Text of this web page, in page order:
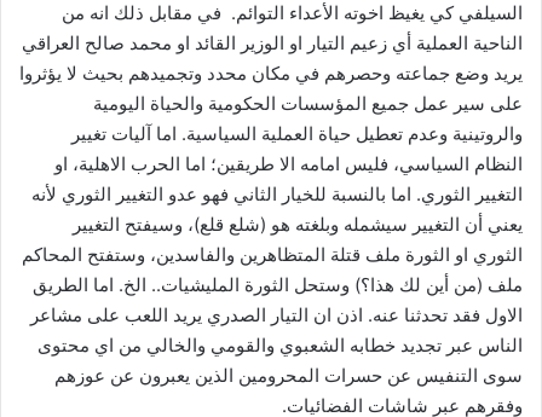
السيلفي كي يغيظ اخوته الأعداء التوائم. في مقابل ذلك انه من
الناحية العملية أي زعيم التيار او الوزير القائد او محمد صالح العراقي
يريد وضع جماعته وحصرهم في مكان محدد وتجميدهم بحيث لا يؤثروا
على سير عمل جميع المؤسسات الحكومية والحياة اليومية
والروتينية وعدم تعطيل حياة العملية السياسية. اما آليات تغيير
النظام السياسي، فليس امامه الا طريقين؛ اما الحرب الاهلية، او
التغيير الثوري. اما بالنسبة للخيار الثاني فهو عدو التغيير الثوري لأنه
يعني أن التغيير سيشمله وبلغته هو (شلع قلع)، وسيفتح التغيير
الثوري او الثورة ملف قتلة المتظاهرين والفاسدين، وستفتح المحاكم
ملف (من أين لك هذا؟) وستحل الثورة المليشيات.. الخ. اما الطريق
الاول فقد تحدثنا عنه. اذن ان التيار الصدري يريد اللعب على مشاعر
الناس عبر تجديد خطابه الشعبوي والقومي والخالي من اي محتوى
سوى التنفيس عن حسرات المحرومين الذين يعبرون عن عوزهم
وفقرهم عبر شاشات الفضائيات.